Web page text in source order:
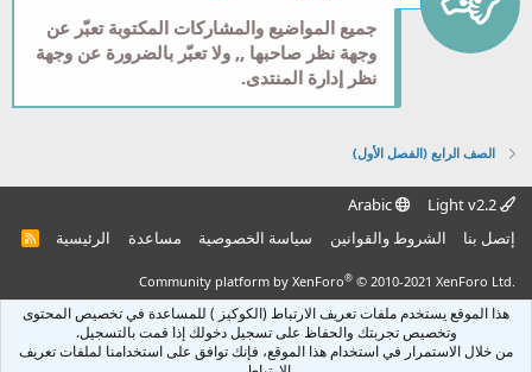
جميع المواضيع والمشاركات المكتوبة تعبّر عن
وجهة نظر صاحبها ,, ولا تعبّر بالضرورة عن وجهة
نظر إدارة المنتدى.
الصف الرابع (الفصل الأول)
Arabic
إتصل بنا
الشروط والقوانين سياسة الخصوصية مساعدة الرئيسية
R
Community platform by XenForo® © 2010-2021 XenForo Ltd.
هذا الموقع يستخدم ملفات تعريف الارتباط (الكوكيز ) للمساعدة في تخصيص المحتوى
وتخصيص تجربتك والحفاظ على تسجيل دخولك إذا قمت بالتسجيل.
من خلال الاستمرار في استخدام هذا الموقع، فإنك توافق على استخدامنا لملفات تعريف